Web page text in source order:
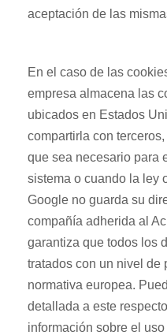
aceptación de las
En el caso de las
empresa almacena las
ubicados en Estados
compartirla con
que sea necesario para
sistema o cuando la ley
Google no guarda su
compañía adherida al
garantiza que todos los
tratados con un nivel de
normativa europea.
detallada a este
información sobre el